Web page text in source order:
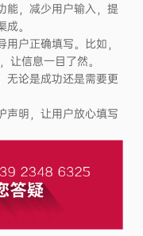
能，减少用户输入，提
。
户正确填写。比如，
让信息一目了然。
无论是成功还是需要更
声明，让用户放心填写